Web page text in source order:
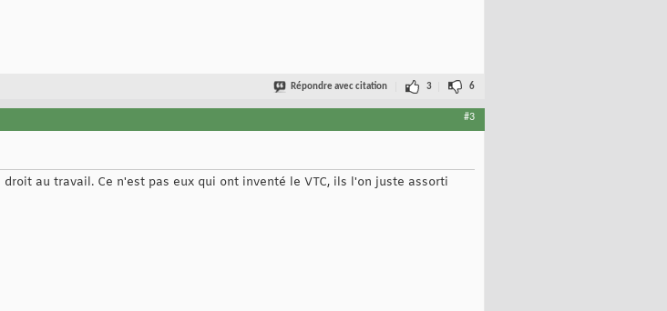
Répondre avec citation 3 6
#3
au travail. Ce n'est pas eux qui ont inventé le VTC, ils l'on juste assorti